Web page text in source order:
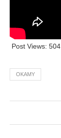
Post Views: 504
OKAMY